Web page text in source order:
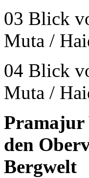
03 Blick
Muta /
04 Blick
Muta /
Pramajur
den
Bergwelt